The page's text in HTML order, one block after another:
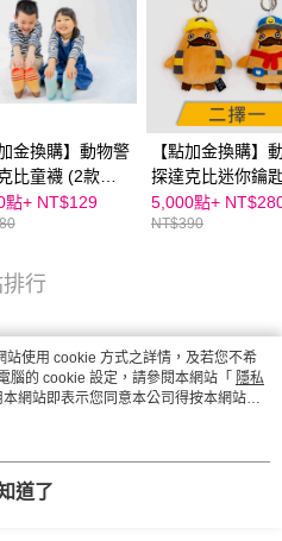
加金換購】動物警
比童襪 (2款任
點+ NT$129
【點加金換購】
探達克比迷你鑰
（經典款、救難
一）
5,000點+
NT$390
行
使用 cookie 方式之詳情，及若您不希
腦的 cookie 設定，請參閱本網站「 隱私
網站即表示您同意本公司得按本網站使
道了